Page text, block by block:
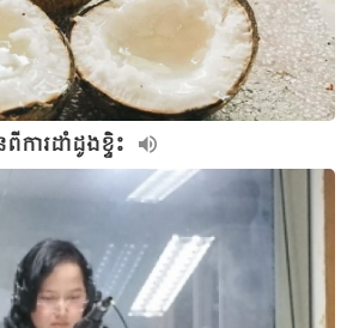
ការដាំដូងខ្ទិះ